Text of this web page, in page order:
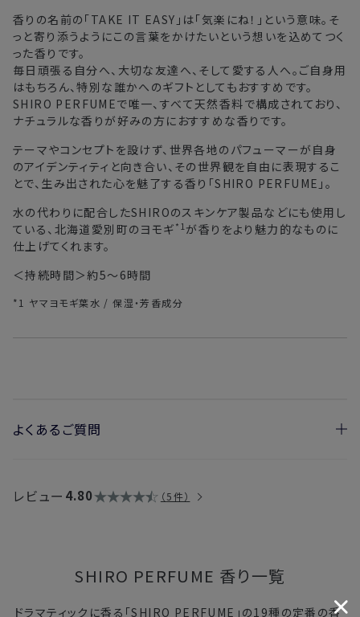
沖縄県・離島 5〜8日
※以下に該当する場合、上記の日程で発送できない場合がござ
います。
・交通状況や天候による遅延
・ラッピングのご注文、繁忙期および休業期間中
・複数製品購入により配送手配に時間がかかる
香りの名前の「TAKE IT EASY」は「気楽にね！」という意味。そ
っと寄り添うようにこの言葉をかけたいという想いを込めてつく
った香りです。
毎日頑張る自分へ、大切な友達へ、そして愛する人へ。ご自身用
はもちろん、特別な誰かへのギフトとしてもおすすめです。
SHIRO PERFUMEで唯一、すべて天然香料で構成されており、
ナチュラルな香りが好みの方におすすめな香りです。
テーマやコンセプトを設けず、世界各地のパフューマーが自身
のアイデンティティと向き合い、その世界観を自由に表現するこ
とで、生み出された心を魅了する香り「SHIRO PERFUME」。
水の代わりに配合したSHIROのスキンケア製品などにも使用し
ている、北海道愛別町のヨモギ *1が香りをより魅力的なものに
仕上げてくれます。
＜持続時間＞約5～6時間
*1 ヤマヨモギ葉水 / 保湿・芳香成分
よくあるご質問
レビュー 4.80 5件
SHIRO PERFUME 香り一覧
ドラマティックに香る「SHIRO PERFUME」の19種の定番の香